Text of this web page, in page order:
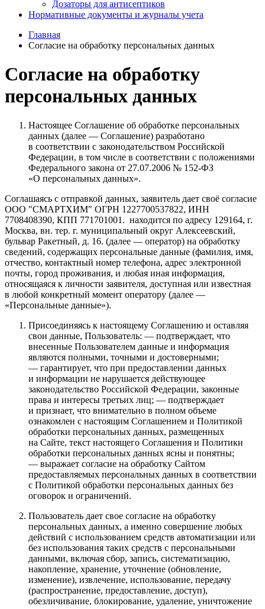
Дозаторы для антисептиков
Нормативные документы и журналы учета
Главная
Согласие на обработку персональных данных
Согласие на обработку
персональных данных
Настоящее Соглашение об обработке персональных
данных (далее — Соглашение) разработано
в соответствии с законодательством Российской
Федерации, в том числе в соответствии с положениями
Федерального закона от 27.07.2006 № 152-ФЗ
«О персональных данных».
Соглашаясь с отправкой данных, заявитель дает своё согласие
ООО "СМАРТХИМ" ОГРН 1227700537822, ИНН
7708408390, КПП 771701001. находится по адресу 129164, г.
Москва, вн. тер. г. муниципальный округ Алексеевский,
бульвар Ракетный, д. 16. (далее — оператор) на обработку
сведений, содержащих персональные данные (фамилия, имя,
отчество, контактный номер телефона, адрес электронной
почты, город проживания, и любая иная информация,
относящаяся к личности заявителя, доступная или известная
в любой конкретный момент оператору (далее —
«Персональные данные»).
Присоединяясь к настоящему Соглашению и оставляя
свои данные, Пользователь: — подтверждает, что
внесенные Пользователем данные и информация
являются полными, точными и достоверными;
— гарантирует, что при предоставлении данных
и информации не нарушается действующее
законодательство Российской Федерации, законные
права и интересы третьих лиц; — подтверждает
и признает, что внимательно в полном объеме
ознакомлен с настоящим Соглашением и Политикой
обработки персональных данных, размещенных
на Сайте, текст настоящего Соглашения и Политики
обработки персональных данных ясны и понятны;
— выражает согласие на обработку Сайтом
предоставляемых персональных данных в соответствии
с Политикой обработки персональных данных без
оговорок и ограничений.
Пользователь дает свое согласие на обработку
персональных данных, а именно совершение любых
действий с использованием средств автоматизации или
без использования таких средств с персональными
данными, включая сбор, запись, систематизацию,
накопление, хранение, уточнение (обновление,
изменение), извлечение, использование, передачу
(распространение, предоставление, доступ),
обезличивание, блокирование, удаление, уничтожение